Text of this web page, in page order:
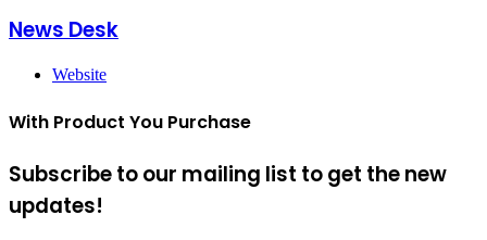
News Desk
Website
With Product You Purchase
Subscribe to our mailing list to get the new
updates!